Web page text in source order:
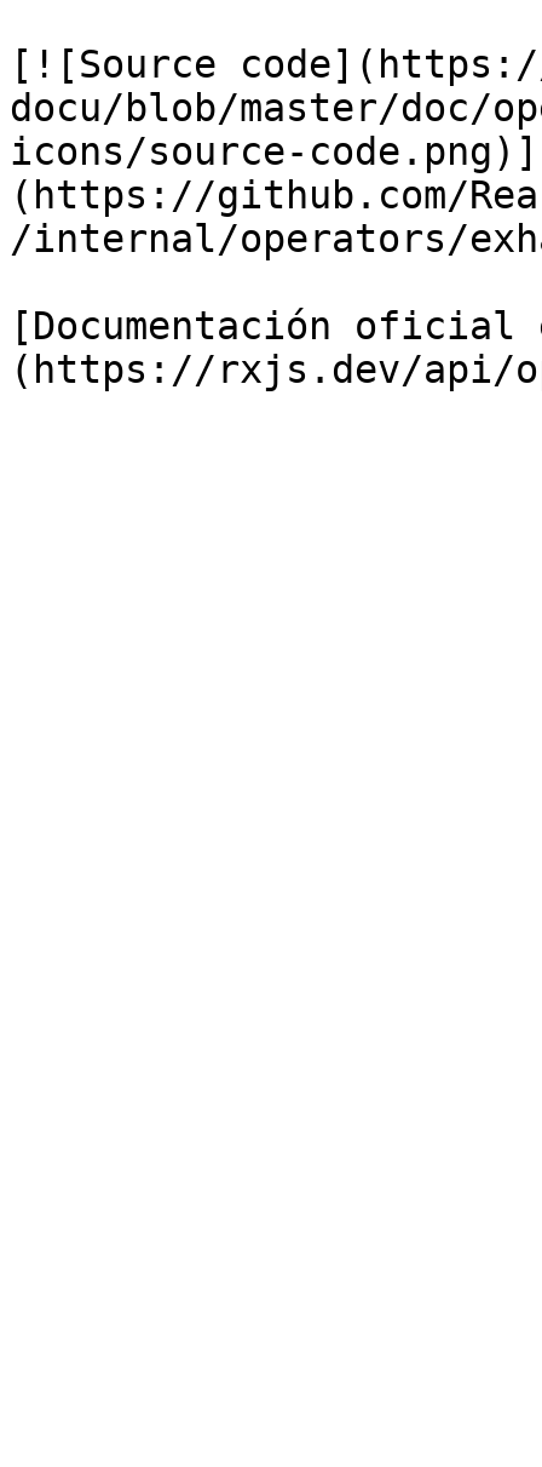
[![Source
docu/blob/master/doc/
icons/source-code.png)]
(https://github.com/
/internal/operators/
[Documentación